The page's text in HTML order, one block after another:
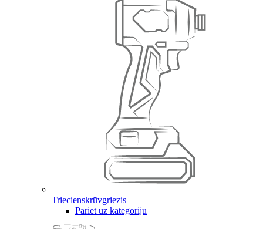
Triecienskrūvgriezis
Pāriet uz kategoriju